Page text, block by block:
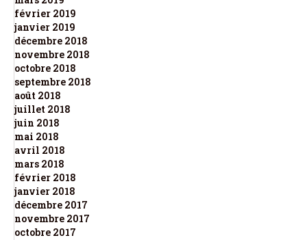
février 2019
janvier 2019
décembre 2018
novembre 2018
octobre 2018
septembre 2018
août 2018
juillet 2018
juin 2018
mai 2018
avril 2018
mars 2018
février 2018
janvier 2018
décembre 2017
novembre 2017
octobre 2017